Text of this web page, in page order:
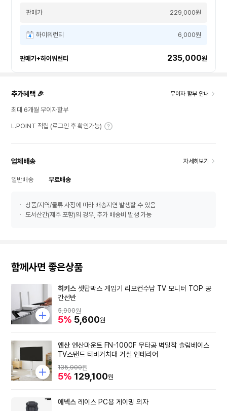
판매가 229,000원
하이워런티 6,000원
판매가+하이워런티 235,000원
추가혜택 🎉 무이자 할부 안내
최대 6개월 무이자할부
L.POINT 적립 (로그인 후 확인가능)
업체배송 자세히보기
일반배송 무료배송
상품/지역/물류 사정에 따라 배송지연 발생할 수 있음
도서산간(제주 포함)의 경우, 추가 배송비 발생 가능
함께사면 좋은상품
히키스 셋탑박스 게임기 리모컨수납 TV 모니터 TOP 공
간선반
5,900원
5% 5,600원
엔산 엔산마운트 FN-1000F 무타공 벽밀착 슬림베이스
TV스탠드 티비거치대 거실 인테리어
135,900원
5% 129,100원
에넥스 레이스 PC용 게이밍 의자